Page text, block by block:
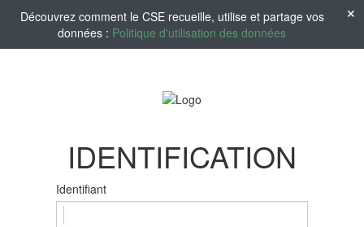
Découvrez comment le CSE recueille, utilise et partage vos
données : Politique d'utilisation des données
IDENTIFICATION
Identifiant